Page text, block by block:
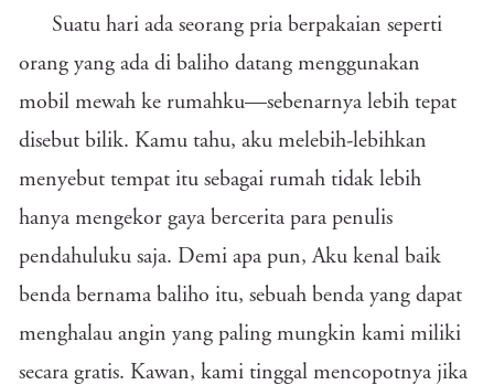
Suatu hari ada seorang pria berpakaian seperti
orang yang ada di baliho datang menggunakan
mobil mewah ke rumahku—sebenarnya lebih tepat
disebut bilik. Kamu tahu, aku melebih-lebihkan
menyebut tempat itu sebagai rumah tidak lebih
hanya mengekor gaya bercerita para penulis
pendahuluku saja. Demi apa pun, Aku kenal baik
benda bernama baliho itu, sebuah benda yang dapat
menghalau angin yang paling mungkin kami miliki
secara gratis. Kawan, kami tinggal mencopotnya jika